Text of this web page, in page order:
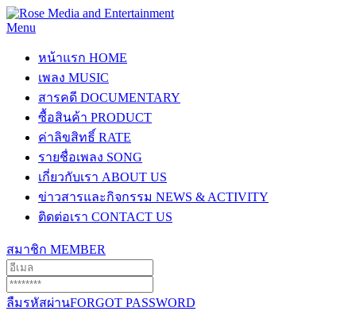
Menu
หน้าแรก HOME
เพลง MUSIC
สารคดี DOCUMENTARY
ซื้อสินค้า PRODUCT
ค่าลิขสิทธิ์ RATE
รายชื่อเพลง SONG
เกี่ยวกับเรา ABOUT US
ข่าวสารและกิจกรรม NEWS & ACTIVITY
ติดต่อเรา CONTACT US
สมาชิก MEMBER
ลืมรหัสผ่านFORGOT PASSWORD